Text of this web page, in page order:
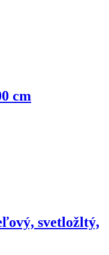
cm
svetložltý,